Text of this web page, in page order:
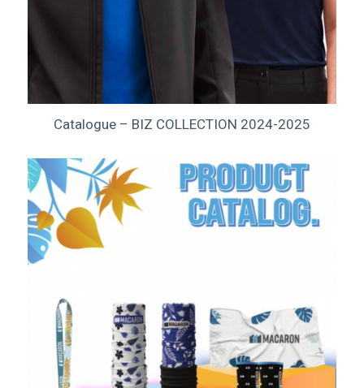
Catalogue – BIZ COLLECTION 2024-2025